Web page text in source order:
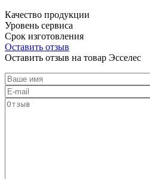
Качество продукции
Уровень сервиса
Срок изготовления
Оставить отзыв
Оставить отзыв на товар Эсселес